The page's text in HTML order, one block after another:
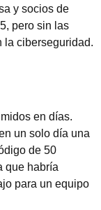
y socios de
pero sin las
la ciberseguridad.
en días.
un solo día una
de 50
que habría
para un equipo